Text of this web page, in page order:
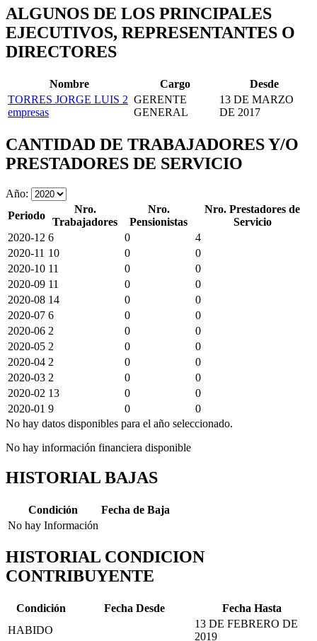
ALGUNOS DE LOS PRINCIPALES
EJECUTIVOS, REPRESENTANTES O
DIRECTORES
Nombre Cargo
Desde
TORRES JORGE LUIS 2
empresas
GERENTE
GENERAL
13 DE MARZO
DE 2017
CANTIDAD DE TRABAJADORES Y/O
PRESTADORES DE SERVICIO
Año:
Periodo
Nro.
Trabajadores
Nro.
Pensionistas
Nro. Prestadores de
Servicio
2020-12 6 0
4
2020-11 10 0
0
2020-10 11 0
0
2020-09 11 0
0
2020-08 14 0
0
2020-07 6 0
0
2020-06 2 0
0
2020-05 2 0
0
2020-04 2 0
0
2020-03 2 0
0
2020-02 13 0
0
2020-01 9 0
0
No hay datos disponibles para el año seleccionado.
No hay información financiera disponible
HISTORIAL BAJAS
Condición
Fecha de Baja
No hay Información
HISTORIAL CONDICION
CONTRIBUYENTE
Condición Fecha Desde
Fecha Hasta
HABIDO
13 DE FEBRERO DE
2019